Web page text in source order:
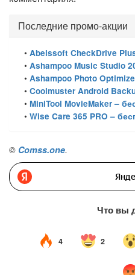
Последние промо-акции
• Abelssoft CheckDrive Plus 2026 –
• Ashampoo Music Studio 2025 –
• Ashampoo Photo Optimizer 2026 –
• Coolmuster Android Backup Manager для
• MiniTool MovieMaker –
• Wise Care 365 PRO –
© Comss.one.